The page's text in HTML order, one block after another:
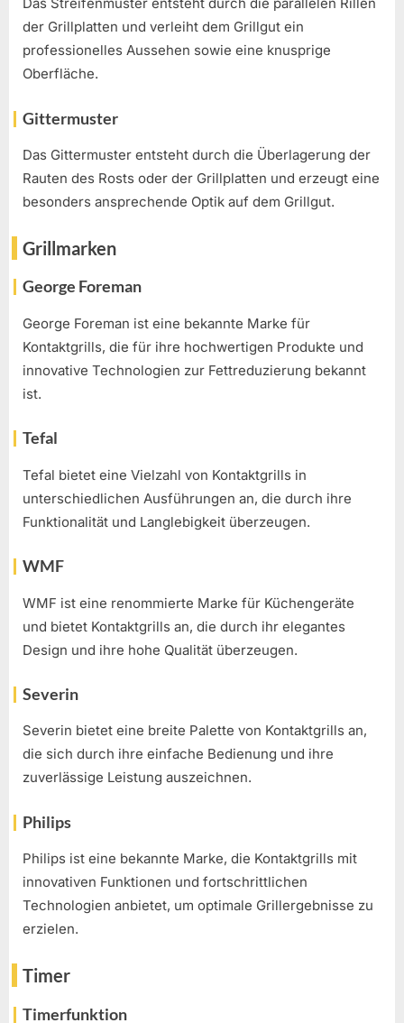
der Grillplatten und verleiht dem Grillgut ein
professionelles Aussehen sowie eine knusprige
Oberfläche.
Gittermuster
Das Gittermuster entsteht durch die Überlagerung der
Rauten des Rosts oder der Grillplatten und erzeugt eine
besonders ansprechende Optik auf dem Grillgut.
Grillmarken
George Foreman
George Foreman ist eine bekannte Marke für
Kontaktgrills, die für ihre hochwertigen Produkte und
innovative Technologien zur Fettreduzierung bekannt
ist.
Tefal
Tefal bietet eine Vielzahl von Kontaktgrills in
unterschiedlichen Ausführungen an, die durch ihre
Funktionalität und Langlebigkeit überzeugen.
WMF
WMF ist eine renommierte Marke für Küchengeräte
und bietet Kontaktgrills an, die durch ihr elegantes
Design und ihre hohe Qualität überzeugen.
Severin
Severin bietet eine breite Palette von Kontaktgrills an,
die sich durch ihre einfache Bedienung und ihre
zuverlässige Leistung auszeichnen.
Philips
Philips ist eine bekannte Marke, die Kontaktgrills mit
innovativen Funktionen und fortschrittlichen
Technologien anbietet, um optimale Grillergebnisse zu
erzielen.
Timer
Timerfunktion